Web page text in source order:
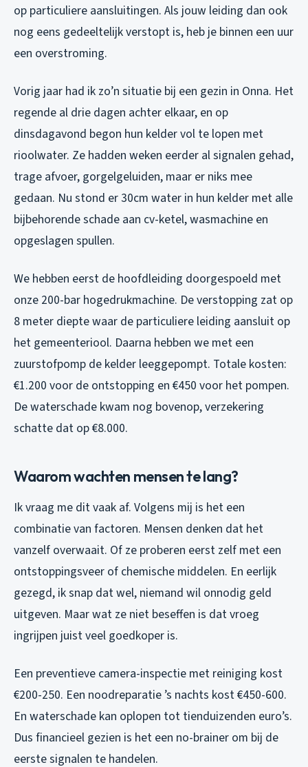
op particuliere aansluitingen. Als jouw leiding dan ook
nog eens gedeeltelijk verstopt is, heb je binnen een uur
een overstroming.
Vorig jaar had ik zo’n situatie bij een gezin in Onna. Het
regende al drie dagen achter elkaar, en op
dinsdagavond begon hun kelder vol te lopen met
rioolwater. Ze hadden weken eerder al signalen gehad,
trage afvoer, gorgelgeluiden, maar er niks mee
gedaan. Nu stond er 30cm water in hun kelder met alle
bijbehorende schade aan cv-ketel, wasmachine en
opgeslagen spullen.
We hebben eerst de hoofdleiding doorgespoeld met
onze 200-bar hogedrukmachine. De verstopping zat op
8 meter diepte waar de particuliere leiding aansluit op
het gemeenteriool. Daarna hebben we met een
zuurstofpomp de kelder leeggepompt. Totale kosten:
€1.200 voor de ontstopping en €450 voor het pompen.
De waterschade kwam nog bovenop, verzekering
schatte dat op €8.000.
Waarom wachten mensen te lang?
Ik vraag me dit vaak af. Volgens mij is het een
combinatie van factoren. Mensen denken dat het
vanzelf overwaait. Of ze proberen eerst zelf met een
ontstoppingsveer of chemische middelen. En eerlijk
gezegd, ik snap dat wel, niemand wil onnodig geld
uitgeven. Maar wat ze niet beseffen is dat vroeg
ingrijpen juist veel goedkoper is.
Een preventieve camera-inspectie met reiniging kost
€200-250. Een noodreparatie ’s nachts kost €450-600.
En waterschade kan oplopen tot tienduizenden euro’s.
Dus financieel gezien is het een no-brainer om bij de
eerste signalen te handelen.